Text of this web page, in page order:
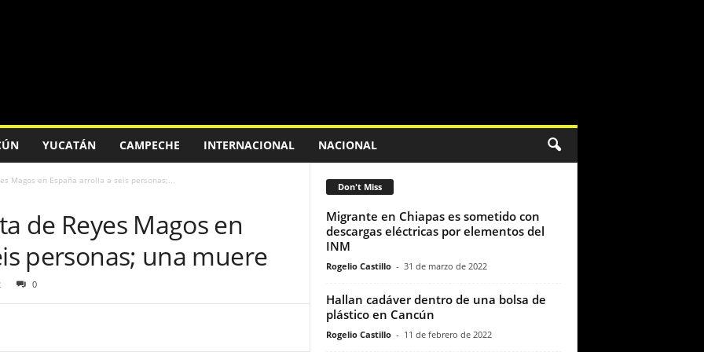
YUCATÁN CAMPECHE INTERNACIONAL NACIONAL
Magos en España arrolla a seis personas;...
de Reyes Magos en
personas; una muere
0
Don't Miss
Migrante en Chiapas es sometido con
descargas eléctricas por elementos del
INM
Rogelio Castillo - 31 de marzo de 2022
Hallan cadáver dentro de una bolsa de
plástico en Cancún
Rogelio Castillo - 11 de febrero de 2022